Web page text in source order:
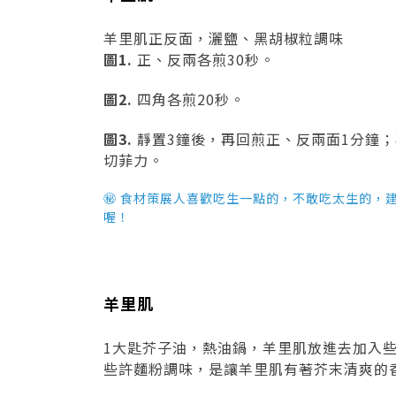
羊里肌正反面，灑鹽、黑胡椒粒調味
圖1. 正、反兩各煎30秒。
圖2. 四角各煎20秒。
圖3. 靜置3鐘後，再回煎正、反兩面1分鐘；
切菲力。
㊙ 食材策展人喜歡吃生一點的，不敢吃太生的，
喔！
羊里肌
1大匙芥子油，熱油鍋，羊里肌放進去加入
些許麵粉調味，是讓羊里肌有著芥末清爽的